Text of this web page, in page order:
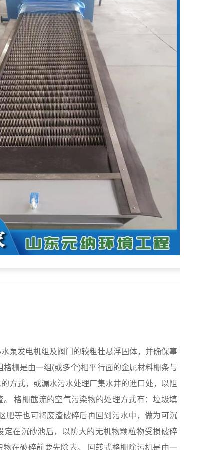
泵发电机组及阀门的较粗壮悬浮固体，并确保事
栅是由一组(或多个)相平行面的金属材料栅条与
方式，或漏水污水处理厂集水井的進口处，以阻
格栅截流的空气污染物的处理方式有：垃圾填
等也可将废渣破碎后再回到污水中，做为可沉
定在沉砂池后，以防大的无机物颗粒物受损破碎
在破碎前要先除去。 回转式格栅除污机是由一